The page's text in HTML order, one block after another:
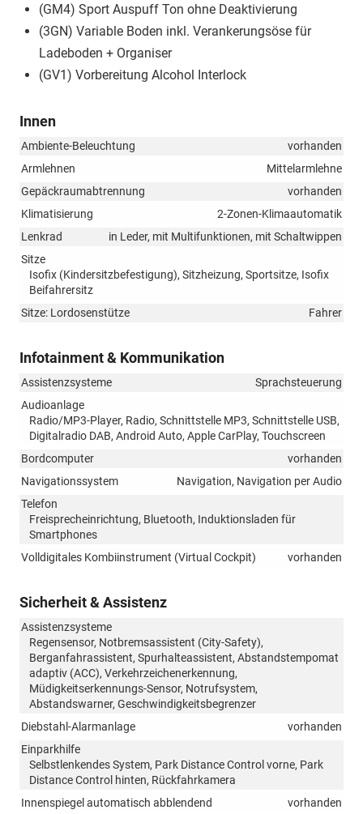
(GM4) Sport Auspuff Ton ohne Deaktivierung
(3GN) Variable Boden inkl. Verankerungsöse für
Ladeboden + Organiser
(GV1) Vorbereitung Alcohol Interlock
Innen
Ambiente-Beleuchtung
vorhanden
Armlehnen
Mittelarmlehne
Gepäckraumabtrennung
vorhanden
Klimatisierung
2-Zonen-Klimaautomatik
Lenkrad
in Leder, mit Multifunktionen, mit Schaltwippen
Sitze
Isofix (Kindersitzbefestigung), Sitzheizung, Sportsitze, Isofix
Beifahrersitz
Sitze: Lordosenstütze
Fahrer
Infotainment & Kommunikation
Assistenzsysteme
Sprachsteuerung
Audioanlage
Radio/MP3-Player, Radio, Schnittstelle MP3, Schnittstelle USB,
Digitalradio DAB, Android Auto, Apple CarPlay, Touchscreen
Bordcomputer
vorhanden
Navigationssystem
Navigation, Navigation per Audio
Telefon
Freisprecheinrichtung, Bluetooth, Induktionsladen für
Smartphones
Volldigitales Kombiinstrument (Virtual Cockpit)
vorhanden
Sicherheit & Assistenz
Assistenzsysteme
Regensensor, Notbremsassistent (City-Safety),
Berganfahrassistent, Spurhalteassistent, Abstandstempomat
adaptiv (ACC), Verkehrzeichenerkennung,
Müdigkeitserkennungs-Sensor, Notrufsystem,
Abstandswarner, Geschwindigkeitsbegrenzer
Diebstahl-Alarmanlage
vorhanden
Einparkhilfe
Selbstlenkendes System, Park Distance Control vorne, Park
Distance Control hinten, Rückfahrkamera
Innenspiegel automatisch abblendend
vorhanden